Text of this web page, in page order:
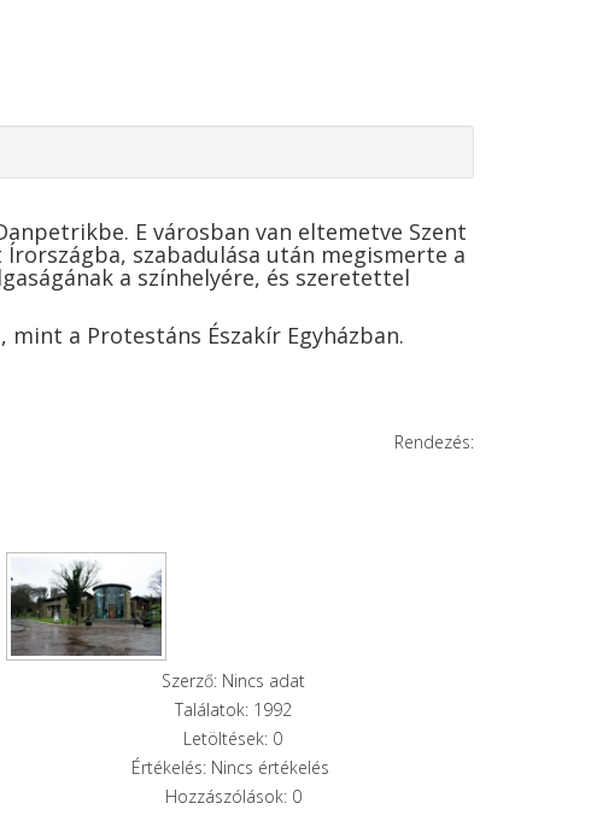
E városban van eltemetve Szent
szabadulása után megismerte a
a színhelyére, és szeretettel
a Protestáns Északír Egyházban.
Rendezés:
Szerző: Nincs adat
Találatok: 1992
Letöltések: 0
Értékelés: Nincs értékelés
Hozzászólások: 0